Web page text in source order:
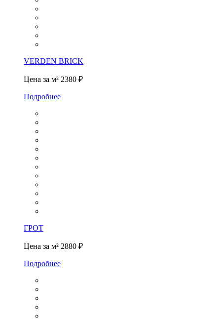
VERDEN BRICK
Цена за м² 2380 ₽
Подробнее
ГРОТ
Цена за м² 2880 ₽
Подробнее